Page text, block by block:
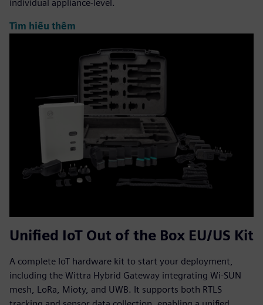
individual appliance-level.
Tìm hiểu thêm
Unified IoT Out of the Box EU/US Kit
A complete IoT hardware kit to start your deployment,
including the Wittra Hybrid Gateway integrating Wi-SUN
mesh, LoRa, Mioty, and UWB. It supports both RTLS